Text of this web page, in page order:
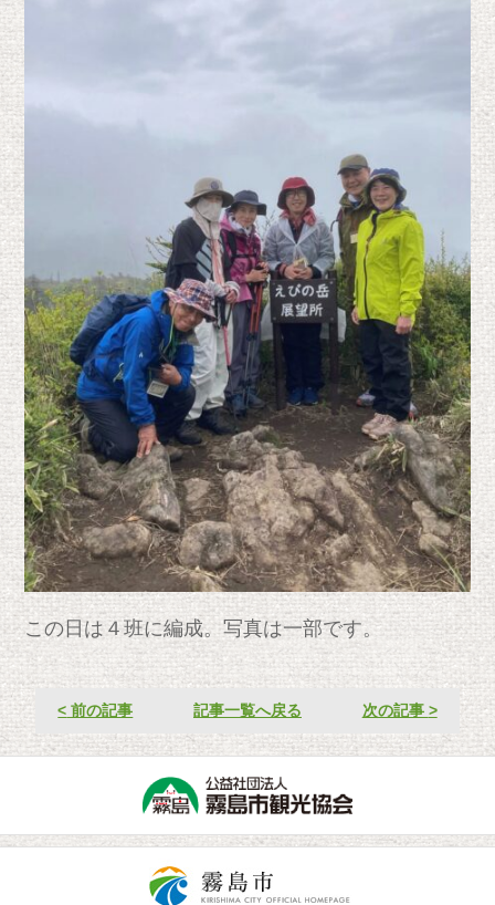
この日は４班に編成。写真は一部です。
< 前の記事 記事一覧へ戻る 次の記事 >